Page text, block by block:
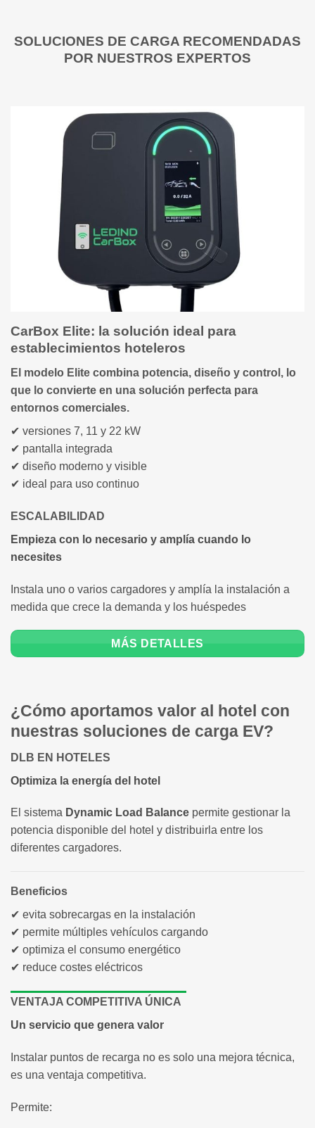
SOLUCIONES DE CARGA RECOMENDADAS
POR NUESTROS EXPERTOS
CarBox Elite: la solución ideal para
establecimientos hoteleros
El modelo Elite combina potencia, diseño y control, lo
que lo convierte en una solución perfecta para
entornos comerciales.
✔ versiones 7, 11 y 22 kW
✔ pantalla integrada
✔ diseño moderno y visible
✔ ideal para uso continuo
ESCALABILIDAD
Empieza con lo necesario y amplía cuando lo
necesites
Instala uno o varios cargadores y amplía la instalación a
medida que crece la demanda y los huéspedes
MÁS DETALLES
¿Cómo aportamos valor al hotel con
nuestras soluciones de carga EV?
DLB EN HOTELES
Optimiza la energía del hotel
El sistema Dynamic Load Balance permite gestionar la
potencia disponible del hotel y distribuirla entre los
diferentes cargadores.
Beneficios
✔ evita sobrecargas en la instalación
✔ permite múltiples vehículos cargando
✔ optimiza el consumo energético
✔ reduce costes eléctricos
VENTAJA COMPETITIVA ÚNICA
Un servicio que genera valor
Instalar puntos de recarga no es solo una mejora técnica,
es una ventaja competitiva.
Permite: